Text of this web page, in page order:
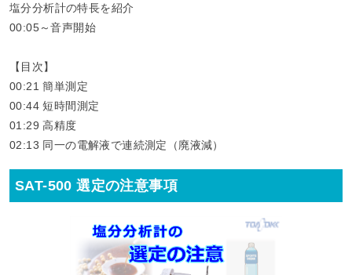
塩分分析計の特長を紹介
00:05～音声開始
【目次】
00:21​ 簡単測定
00:44​ 短時間測定
01:29​ 高精度
02:13​ 同一の電解液で連続測定（廃液減）
SAT-500 選定の注意事項